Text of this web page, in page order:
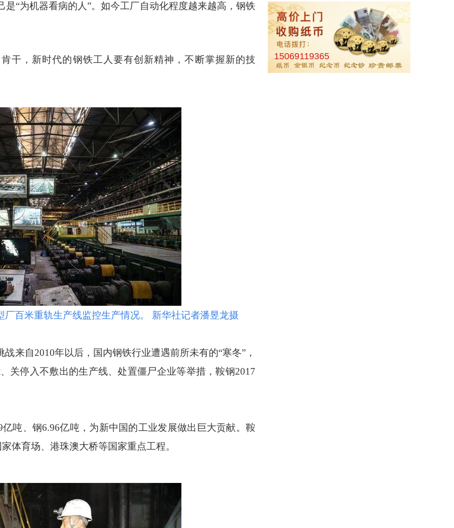
“为机器看病的人”。如今工厂自动化程度越来越高，钢铁
，新时代的钢铁工人要有创新精神，不断掌握新的技
百米重轨生产线监控生产情况。 新华社记者潘昱龙摄
自2010年以后，国内钢铁行业遭遇前所未有的“寒冬”，
关停入不敷出的生产线、处置僵尸企业等举措，鞍钢2017
吨、钢6.96亿吨，为新中国的工业发展做出巨大贡献。鞍
体育场、港珠澳大桥等国家重点工程。
15069119365